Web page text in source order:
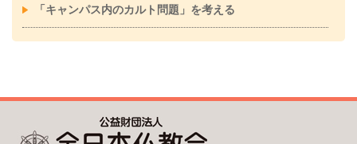
「キャンパス内のカルト問題」を考える